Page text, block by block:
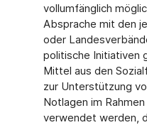
vollumfänglich
Absprache mit den
oder
politische Initiativen
Mittel aus den
zur Unterstützung
Notlagen im
verwendet werden,